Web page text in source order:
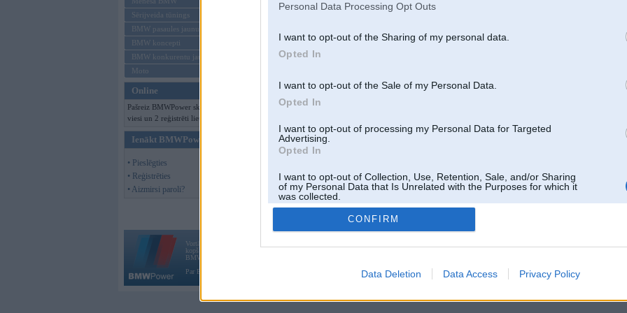
Personal Data Processing Opt Outs
I want to opt-out of the Sharing of my personal data.
Opted In
I want to opt-out of the Sale of my Personal Data.
Opted In
I want to opt-out of processing my Personal Data for Targeted
Advertising.
Opted In
I want to opt-out of Collection, Use, Retention, Sale, and/or Sharing
of my Personal Data that Is Unrelated with the Purposes for which it
was collected.
Opted Out
CONFIRM
Data Deletion Data Access Privacy Policy
Sērijveida tūnings
BMW pasaules jaunumi
BMW koncepti
BMW konkurentu jaunumi
Moto
Online
Pašreiz BMWPower skatās 123
viesi un 2 reģistrēti lietotāji.
Ienākt BMWPower
• Pieslēgties
• Reģistrēties
• Aizmirsi paroli?
Vortāls BMWPower.lv darbojas
kopš 2002. gada 14. maija. Tas nav auto klubs un nav saistīts ar
BMW AG.
Par BMWPower